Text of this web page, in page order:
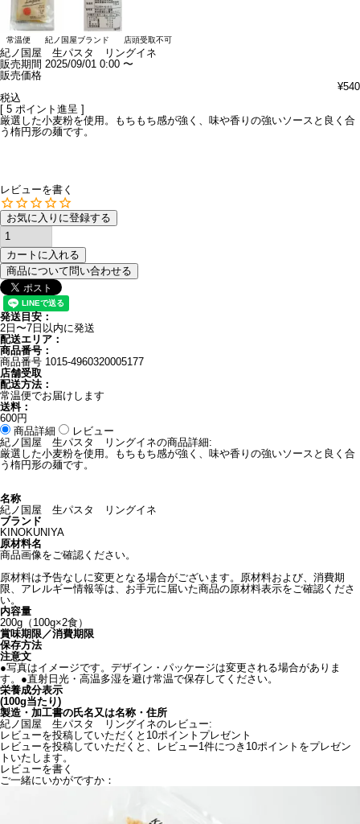
常温便 紀ノ国屋ブランド 店頭受取不可
紀ノ国屋 生パスタ リングイネ
販売期間 2025/09/01 0:00 〜
販売価格
¥540
税込
[ 5 ポイント進呈 ]
厳選した小麦粉を使用。もちもち感が強く、味や香りの強いソースと良く合
う楕円形の麺です。
レビューを書く
お気に入りに登録する
カートに入れる
商品について問い合わせる
発送目安：
2日〜7日以内に発送
配送エリア：
商品番号：
商品番号 1015-4960320005177
店舗受取
配送方法：
常温便でお届けします
送料：
600円
商品詳細
レビュー
紀ノ国屋 生パスタ リングイネの商品詳細:
厳選した小麦粉を使用。もちもち感が強く、味や香りの強いソースと良く合
う楕円形の麺です。
名称
紀ノ国屋 生パスタ リングイネ
ブランド
KINOKUNIYA
原材料名
商品画像をご確認ください。
原材料は予告なしに変更となる場合がございます。原材料および、消費期
限、アレルギー情報等は、お手元に届いた商品の原材料表示をご確認くださ
い。
内容量
200g（100g×2食）
賞味期限／消費期限
保存方法
注意文
●写真はイメージです。デザイン・パッケージは変更される場合がありま
す。●直射日光・高温多湿を避け常温で保存してください。
栄養成分表示
(100g当たり)
製造・加工書の氏名又は名称・住所
紀ノ国屋 生パスタ リングイネのレビュー:
レビューを投稿していただくと10ポイントプレゼント
レビューを投稿していただくと、レビュー1件につき10ポイントをプレゼン
トいたします。
レビューを書く
ご一緒にいかがですか：